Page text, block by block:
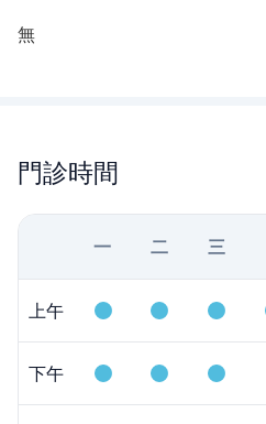
無
門診時間
一 二 三
上午
下午